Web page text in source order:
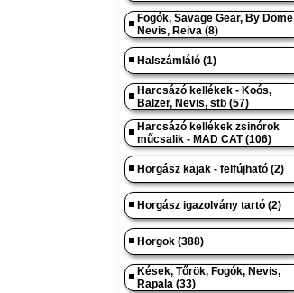
Fogók, Savage Gear, By
Nevis, Reiva (8)
Halszámláló (1)
Harcsázó kellékek - Koós,
Balzer, Nevis, stb (57)
Harcsázó kellékek zsinórok
műcsalik - MAD CAT (106)
Horgász kajak - felfújható (2)
Horgász igazolvány tartó (2)
Horgok (388)
Kések, Tőrök, Fogók, Nevis,
Rapala (33)